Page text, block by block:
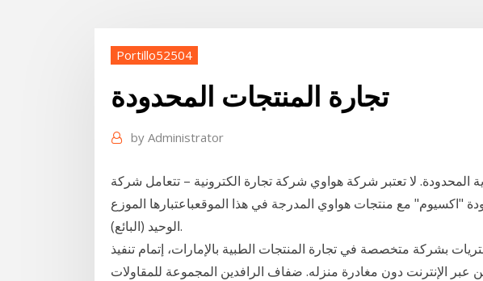
Portillo52504
تجارة المنتجات المحدودة
by Administrator
لا تعتبر شركة هواوي شركة تجارة الكترونية – تتعامل شركة
"اكسيوم" مع منتجات هواوي المدرجة في هذا الموقعباعتبارها الموزع
الوحيد (البائع).
بشركة متخصصة في تجارة المنتجات الطبية بالإمارات، إتمام تنفيذ
عبر الإنترنت دون مغادرة منزله. ضفاف الرافدين المجموعة للمقاولات